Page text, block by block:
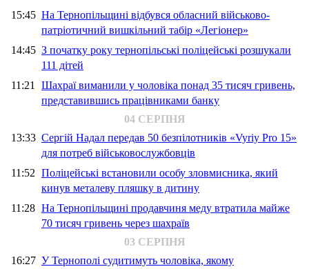
15:45 На Тернопільщині відбувся обласний військово-
патріотичний вишкільний табір «Легіонер»
14:45 З початку року тернопільські поліцейські розшукали
111 дітей
11:21 Шахраї виманили у чоловіка понад 35 тисяч гривень,
представившись працівниками банку
04 СЕРПНЯ
13:33 Сергій Надал передав 50 безпілотників «Vyriy Pro 15»
для потреб військовослужбовців
11:52 Поліцейські встановили особу зловмисника, який
кинув металеву пляшку в дитину
11:28 На Тернопільщині продавчиня меду втратила майже
70 тисяч гривень через шахраїв
03 СЕРПНЯ
16:27 У Тернополі судитимуть чоловіка, якому